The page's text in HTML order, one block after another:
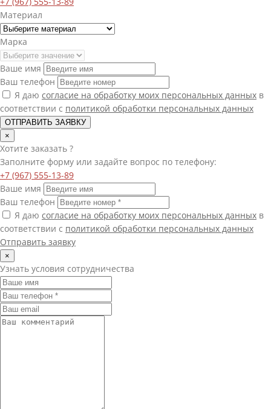
Материал
Марка
Ваше имя
Ваш телефон
Я даю согласие на обработку моих персональных данных в
соответствии с политикой обработки персональных данных
ОТПРАВИТЬ ЗАЯВКУ
×
Хотите заказать ?
Заполните форму или задайте вопрос по телефону:
+7 (967) 555-13-89
Ваше имя
Ваш телефон
Я даю согласие на обработку моих персональных данных в
соответствии с политикой обработки персональных данных
Отправить заявку
×
Узнать условия сотрудничества